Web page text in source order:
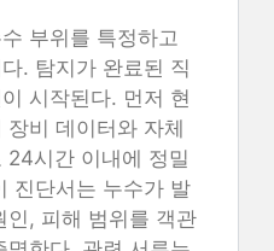
부위를 특정하고
. 탐지가 완료된 직
시작된다. 먼저 현
비 데이터와 자체
24시간 이내에 정밀
진단서는 누수가 발
인, 피해 범위를 객관